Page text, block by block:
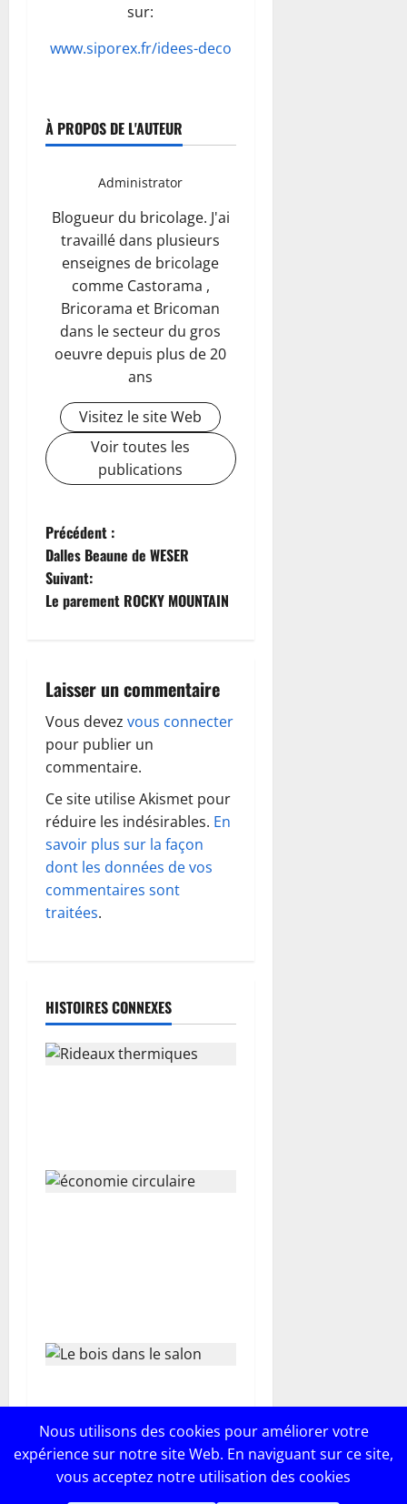
sur:
www.siporex.fr/idees-deco
À PROPOS DE L'AUTEUR
Administrator
Blogueur du bricolage. J'ai
travaillé dans plusieurs
enseignes de bricolage
comme Castorama ,
Bricorama et Bricoman
dans le secteur du gros
oeuvre depuis plus de 20
ans
Visitez le site Web
Voir toutes les
publications
N
a
v
g
a
t
i
o
n
d
a
r
l
Précédent :
Dalles Beaune de WESER
Suivant:
Le parement ROCKY MOUNTAIN
Laisser un commentaire
Vous devez vous connecter
pour publier un
commentaire.
Ce site utilise Akismet pour
réduire les indésirables. En
savoir plus sur la façon
dont les données de vos
commentaires sont
traitées.
HISTOIRES CONNEXES
esthétique ou besoin
instinctif ?
Nous utilisons des cookies pour améliorer votre
expérience sur notre site Web. En naviguant sur ce site,
vous acceptez notre utilisation des cookies